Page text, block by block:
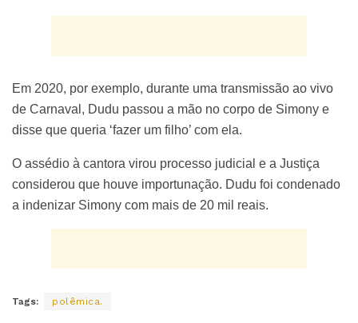
Em 2020, por exemplo, durante uma transmissão ao vivo
de Carnaval, Dudu passou a mão no corpo de Simony e
disse que queria ‘fazer um filho’ com ela.
O assédio à cantora virou processo judicial e a Justiça
considerou que houve importunação. Dudu foi condenado
a indenizar Simony com mais de 20 mil reais.
Tags: polêmica.